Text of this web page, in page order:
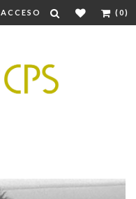
ACCESO (0)